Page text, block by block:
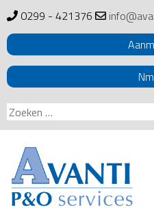
0299 - 421376
Zoeken
naar: